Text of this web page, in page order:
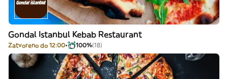
Gondal Istanbul Kebab Restaurant
Zatvoreno do 12:00 100%(18)